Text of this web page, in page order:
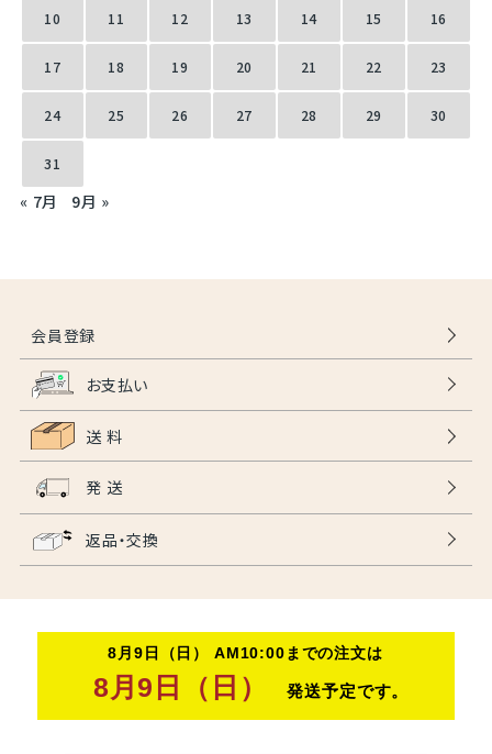
10 11 12 13 14 15 16
17 18 19 20 21 22 23
24 25 26 27 28 29 30
31
« 7月 9月 »
会員登録
お支払い
送 料
発 送
返品・交換